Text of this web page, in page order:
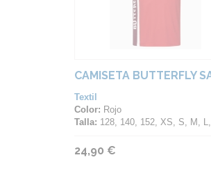
CAMISETA BUTTERFLY
Textil
Color: Rojo
Talla: 128, 140, 152, XS, S, M, L, XL, 2XL,
24,90 €